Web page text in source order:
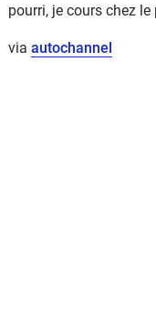
pourri, je cours chez
via autochannel